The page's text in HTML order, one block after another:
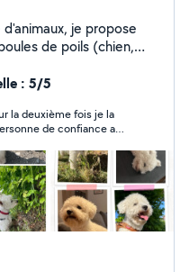
je propose
de poils (chien,
déjà eu un chien dans le
: 5/5
de confiance a
. Merci encore